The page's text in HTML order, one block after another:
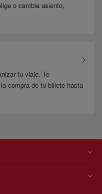
o cambia asiento,
tu viaje. Te
compra de tu billete hasta